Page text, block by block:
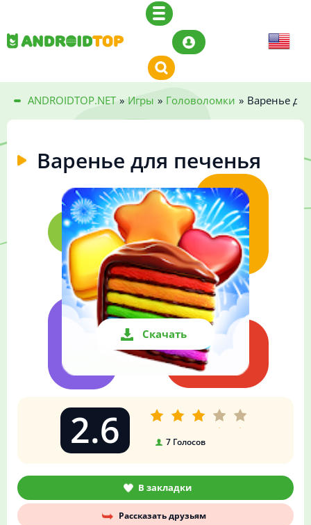
ANDROIDTOP.NET » Игры » Головоломки » Варенье
Варенье для печенья
Скачать
2.6 7Голосов
В закладки
Рассказать друзьям